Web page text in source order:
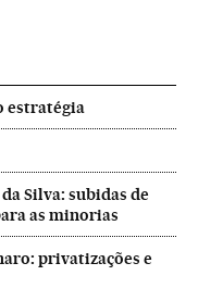
estratégia
Silva: subidas de
as minorias
privatizações e